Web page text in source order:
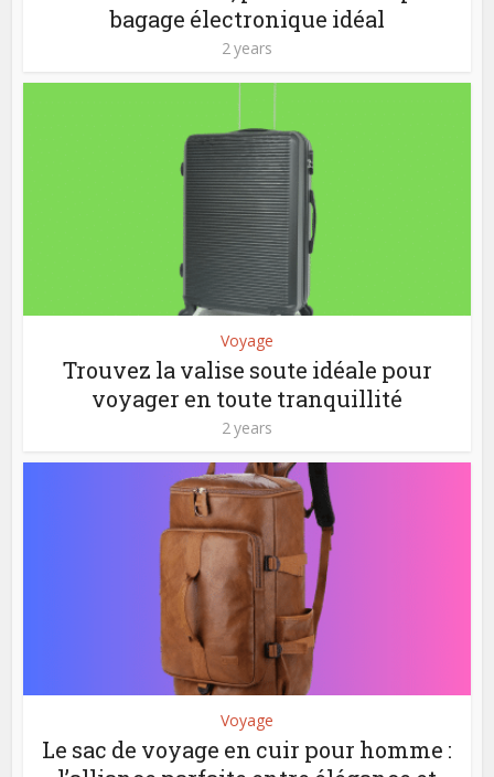
bagage électronique idéal
2 years
Voyage
Trouvez la valise soute idéale pour
voyager en toute tranquillité
2 years
Voyage
Le sac de voyage en cuir pour homme :